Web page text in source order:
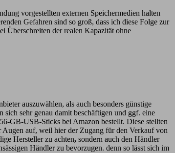
vorgestellten externen Speichermedien halten
Gefahren sind so groß, dass ich diese Folge zur
Überschreiten der realen Kapazität ohne
auszuwählen, als auch besonders günstige
sehr genau damit beschäftigen und ggf. eine
GB-USB-Sticks bei Amazon bestellt. Diese stellten
Augen auf, weil hier der Zugang für den Verkauf von
Hersteller zu achten, sondern auch den Händler
Händler zu bevorzugen. denn so lässt sich im